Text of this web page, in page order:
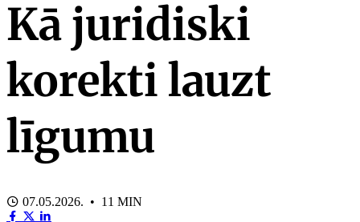
Kā juridiski
korekti lauzt
līgumu
07.05.2026. • 11 MIN